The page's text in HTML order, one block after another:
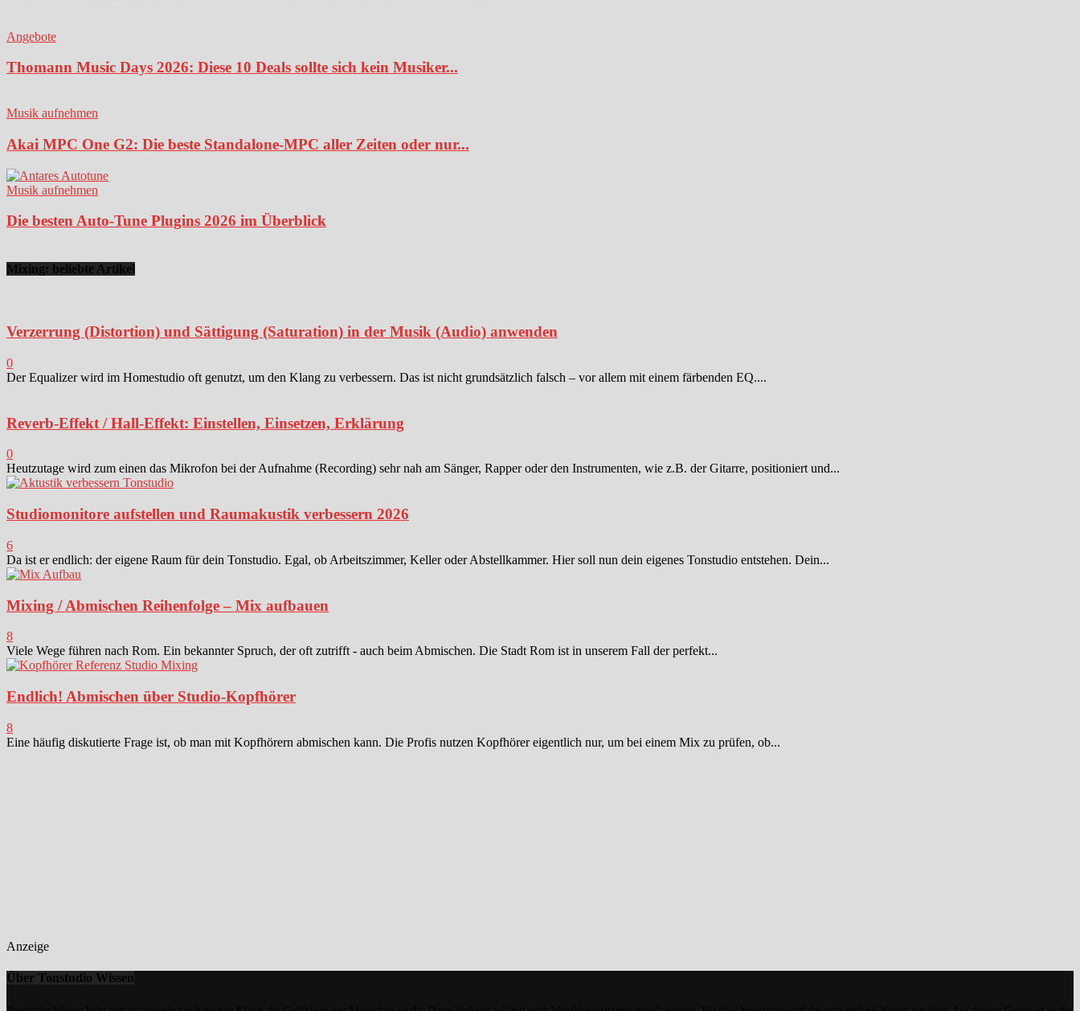
Angebote
Thomann Music Days 2026: Diese 10 Deals sollte sich kein Musiker...
Musik aufnehmen
Akai MPC One G2: Die beste Standalone-MPC aller Zeiten oder nur...
Musik aufnehmen
Die besten Auto-Tune Plugins 2026 im Überblick
Mixing: beliebte Artikel
Verzerrung (Distortion) und Sättigung (Saturation) in der Musik (Audio) anwenden
0
Der Equalizer wird im Homestudio oft genutzt, um den Klang zu verbessern. Das ist nicht grundsätzlich falsch – vor allem mit einem färbenden EQ....
Reverb-Effekt / Hall-Effekt: Einstellen, Einsetzen, Erklärung
0
Heutzutage wird zum einen das Mikrofon bei der Aufnahme (Recording) sehr nah am Sänger, Rapper oder den Instrumenten, wie z.B. der Gitarre, positioniert und...
Studiomonitore aufstellen und Raumakustik verbessern 2026
6
Da ist er endlich: der eigene Raum für dein Tonstudio. Egal, ob Arbeitszimmer, Keller oder Abstellkammer. Hier soll nun dein eigenes Tonstudio entstehen. Dein...
Mixing / Abmischen Reihenfolge – Mix aufbauen
8
Viele Wege führen nach Rom. Ein bekannter Spruch, der oft zutrifft - auch beim Abmischen. Die Stadt Rom ist in unserem Fall der perfekt...
Endlich! Abmischen über Studio-Kopfhörer
8
Eine häufig diskutierte Frage ist, ob man mit Kopfhörern abmischen kann. Die Profis nutzen Kopfhörer eigentlich nur, um bei einem Mix zu prüfen, ob...
Anzeige
Über Tonstudio Wissen